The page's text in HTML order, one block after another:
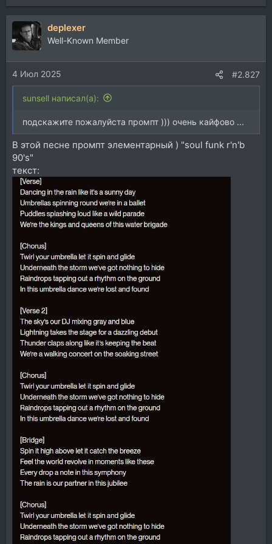
deplexer
Well-Known Member
4 Июл 2025 #2.827
sunsell написал(а):
подскажите пожалуйста промпт ))) очень кайфово ...
В этой песне промпт элементарный ) "soul funk r'n'b
90's"
текст: